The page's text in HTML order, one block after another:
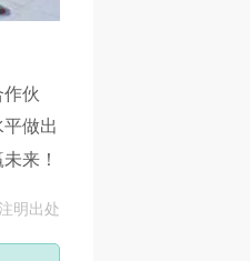
伙
做出
来！
明出处